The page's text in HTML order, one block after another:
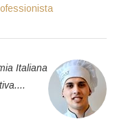
Italiana